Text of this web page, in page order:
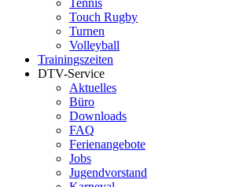
Tennis
Touch Rugby
Turnen
Volleyball
Trainingszeiten
DTV-Service
Aktuelles
Büro
Downloads
FAQ
Ferienangebote
Jobs
Jugendvorstand